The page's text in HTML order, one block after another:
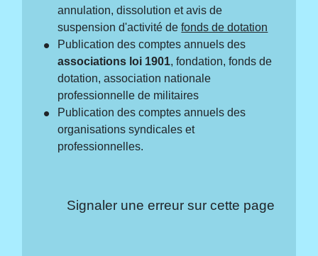
annulation, dissolution et avis de
suspension d'activité defonds de dotation
Publication des comptes annuels des
associations loi 1901, fondation, fonds de
dotation, association nationale
professionnelle de militaires
Publication des comptes annuels des
organisations syndicales et
professionnelles.
Signaler une erreur sur cette page